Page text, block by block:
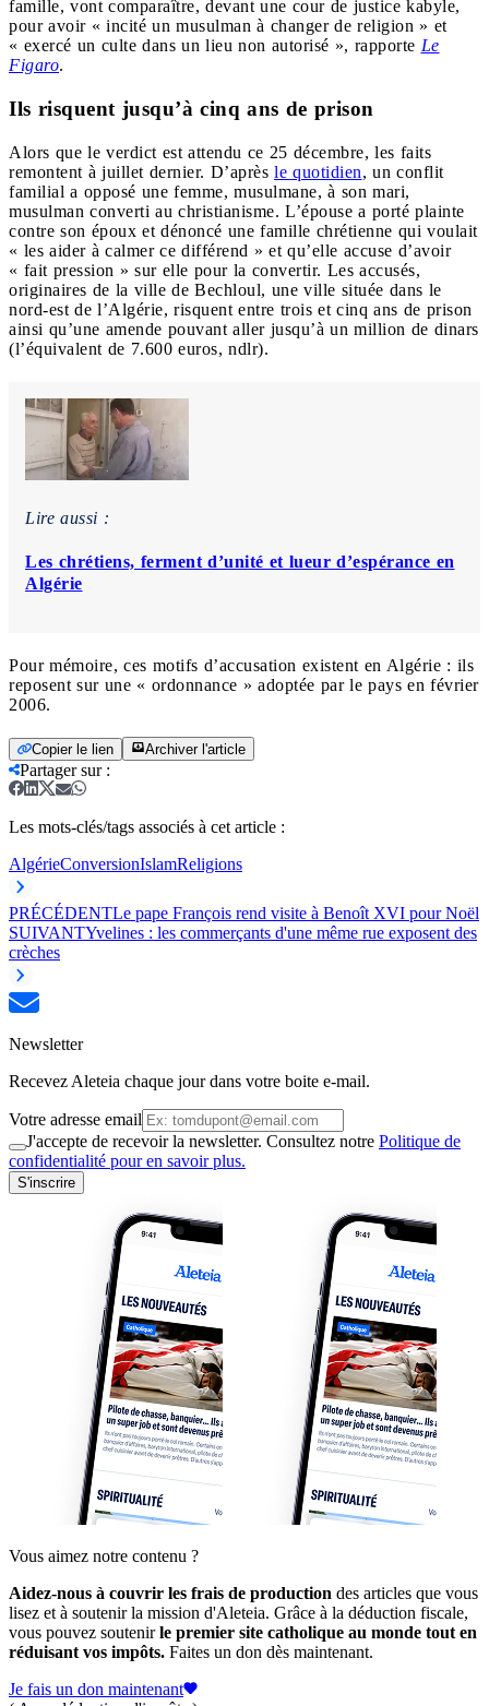
famille, vont comparaître, devant une cour de justice kabyle,
pour avoir « incité un musulman à changer de religion » et
« exercé un culte dans un lieu non autorisé », rapporte Le
Figaro.
Ils risquent jusqu’à cinq ans de prison
Alors que le verdict est attendu ce 25 décembre, les faits
remontent à juillet dernier. D’après le quotidien, un conflit
familial a opposé une femme, musulmane, à son mari,
musulman converti au christianisme. L’épouse a porté plainte
contre son époux et dénoncé une famille chrétienne qui voulait
« les aider à calmer ce différend » et qu’elle accuse d’avoir
« fait pression » sur elle pour la convertir. Les accusés,
originaires de la ville de Bechloul, une ville située dans le
nord-est de l’Algérie, risquent entre trois et cinq ans de prison
ainsi qu’une amende pouvant aller jusqu’à un million de dinars
(l’équivalent de 7.600 euros, ndlr).
Lire aussi :
Les chrétiens, ferment d’unité et lueur d’espérance en
Algérie
Pour mémoire, ces motifs d’accusation existent en Algérie : ils
reposent sur une « ordonnance » adoptée par le pays en février
2006.
Copier le lien Archiver l'article
Partager sur:
Les mots-clés/tags associés à cet article :
AlgérieConversionIslamReligions
PRÉCÉDENTLe pape François rend visite à Benoît XVI pour Noël
SUIVANTYvelines : les commerçants d'une même rue exposent des
crèches
Newsletter
Recevez Aleteia chaque jour dans votre boite e-mail.
Votre adresse email
J'accepte de recevoir la newsletter. Consultez notre Politique de
confidentialité pour en savoir plus.
S'inscrire
Vous aimez notre contenu ?
Aidez-nous à couvrir les frais de production des articles que vous
lisez et à soutenir la mission d'Aleteia. Grâce à la déduction fiscale,
vous pouvez soutenirle premier site catholique au monde tout en
réduisant vos impôts. Faites un don dès maintenant.
Je fais un don maintenant